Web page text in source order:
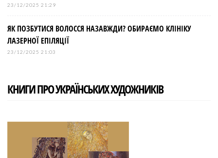
23/12/2025 21:29
ЯК ПОЗБУТИСЯ ВОЛОССЯ НАЗАВЖДИ? ОБИРАЄМО КЛІНІКУ
ЛАЗЕРНОЇ ЕПІЛЯЦІЇ
23/12/2025 21:03
КНИГИ ПРО УКРАЇНСЬКИХ ХУДОЖНИКІВ